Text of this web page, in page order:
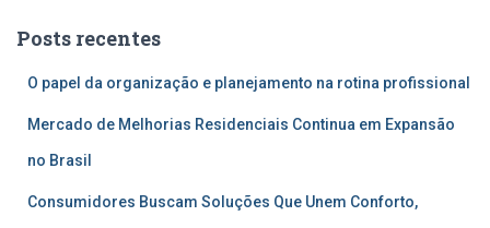
Posts recentes
O papel da organização e planejamento na rotina profissional
Mercado de Melhorias Residenciais Continua em Expansão
no Brasil
Consumidores Buscam Soluções Que Unem Conforto,